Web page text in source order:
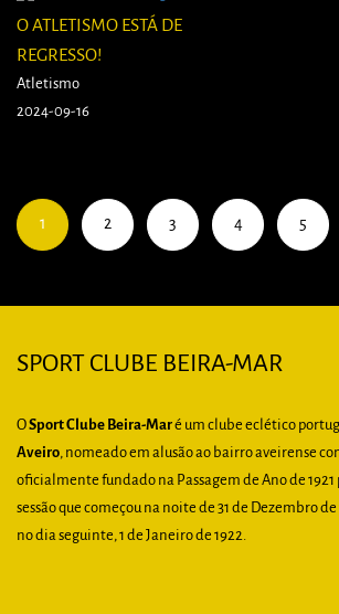
O ATLETISMO ESTÁ DE
REGRESSO!
Atletismo
2024-09-16
1 2 3 4 5
SPORT CLUBE BEIRA-MAR
OSport Clube Beira-Maré um clube eclético
Aveiro, nomeado em alusão ao bairro aveirense
oficialmente fundado na Passagem de Ano de 1921
sessão que começou na noite de 31 de Dezembro
no dia seguinte, 1 de Janeiro de 1922.